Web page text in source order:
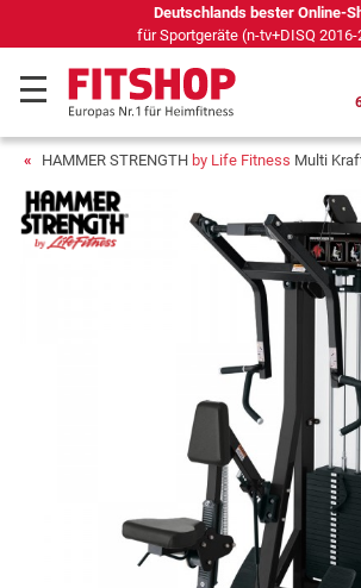
Seit 42 Jahren Ihr Experte für
HAMMER STRENGTH by Life Fitness Multi